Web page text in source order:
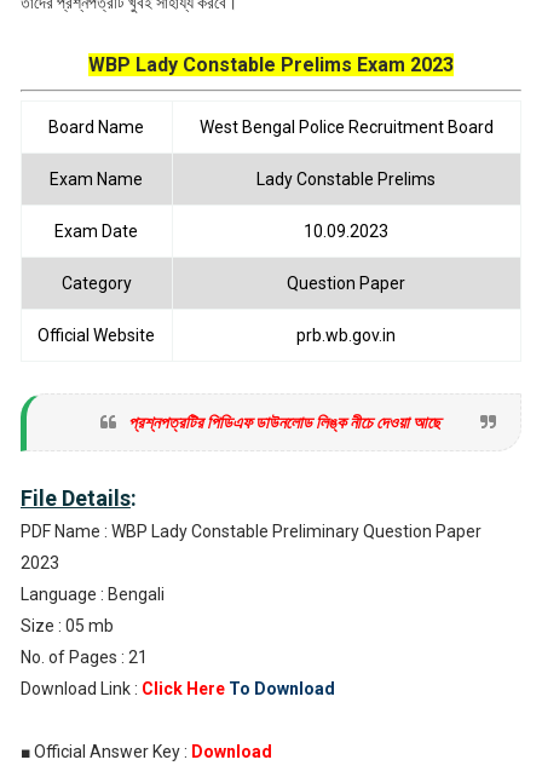
WBP Lady Constable Prelims Exam 2023
Board Name West Bengal Police Recruitment Board
Exam Name Lady Constable Prelims
Exam Date 10.09.2023
Category Question Paper
Official Website prb.wb.gov.in
প্রশ্নপত্রটির পিডিএফ ডাউনলোড লিঙ্ক নীচে দেওয়া আছে
File Details:
PDF Name : WBP Lady Constable Preliminary Question Paper
2023
Language : Bengali
Size : 05 mb
No. of Pages : 21
Download Link : Click Here To Download
■ Official Answer Key : Download